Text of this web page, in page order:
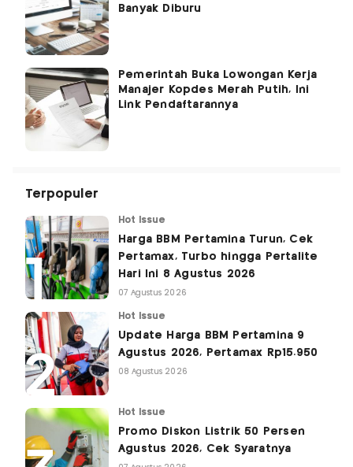
Banyak Diburu
Pemerintah Buka Lowongan Kerja
Manajer Kopdes Merah Putih, Ini
Link Pendaftarannya
Terpopuler
Hot Issue
Harga BBM Pertamina Turun, Cek
Pertamax, Turbo hingga Pertalite
Hari Ini 8 Agustus 2026
07 Agustus 2026
Hot Issue
Update Harga BBM Pertamina 9
Agustus 2026, Pertamax Rp15.950
08 Agustus 2026
Hot Issue
Promo Diskon Listrik 50 Persen
Agustus 2026, Cek Syaratnya